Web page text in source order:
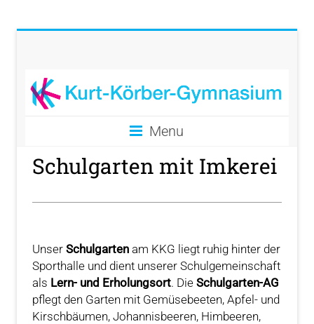
Menu
Schulgarten mit Imkerei
Unser Schulgartenam KKG liegt ruhig hinter der
Sporthalle und dient unserer Schulgemeinschaft
als Lern- und Erholungsort. Die Schulgarten-AG
pflegt den Garten mit Gemüsebeeten, Apfel- und
Kirschbäumen, Johannisbeeren, Himbeeren,